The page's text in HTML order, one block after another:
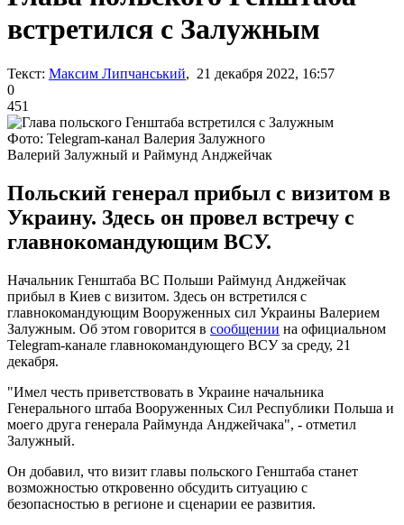
встретился с Залужным
Текст: Максим Липчанський, 21 декабря 2022, 16:57
0
451
Фото: Telegram-канал Валерия Залужного
Валерий Залужный и Раймунд Анджейчак
Польский генерал прибыл с визитом в
Украину. Здесь он провел встречу с
главнокомандующим ВСУ.
Начальник Генштаба ВС Польши Раймунд Анджейчак
прибыл в Киев с визитом. Здесь он встретился с
главнокомандующим Вооруженных сил Украины Валерием
Залужным. Об этом говорится в сообщении на официальном
Telegram-канале главнокомандующего ВСУ за среду, 21
декабря.
"Имел честь приветствовать в Украине начальника
Генерального штаба Вооруженных Сил Республики Польша и
моего друга генерала Раймунда Анджейчака", - отметил
Залужный.
Он добавил, что визит главы польского Генштаба станет
возможностью откровенно обсудить ситуацию с
безопасностью в регионе и сценарии ее развития.